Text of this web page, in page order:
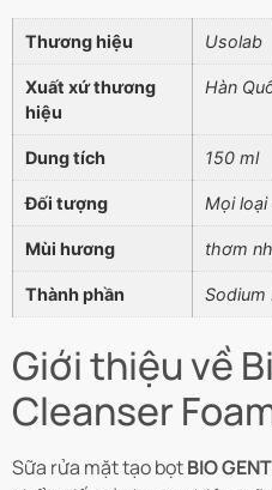
Thương hiệu Usolab
Xuất xứ thương
hiệu
Hàn
Dung tích 150 ml
Đối tượng Mọi loại
Mùi hương thơm
Thành phần Sodium
Giới thiệu về
Cleanser
Sữa rửa mặt tạo bọtBIO